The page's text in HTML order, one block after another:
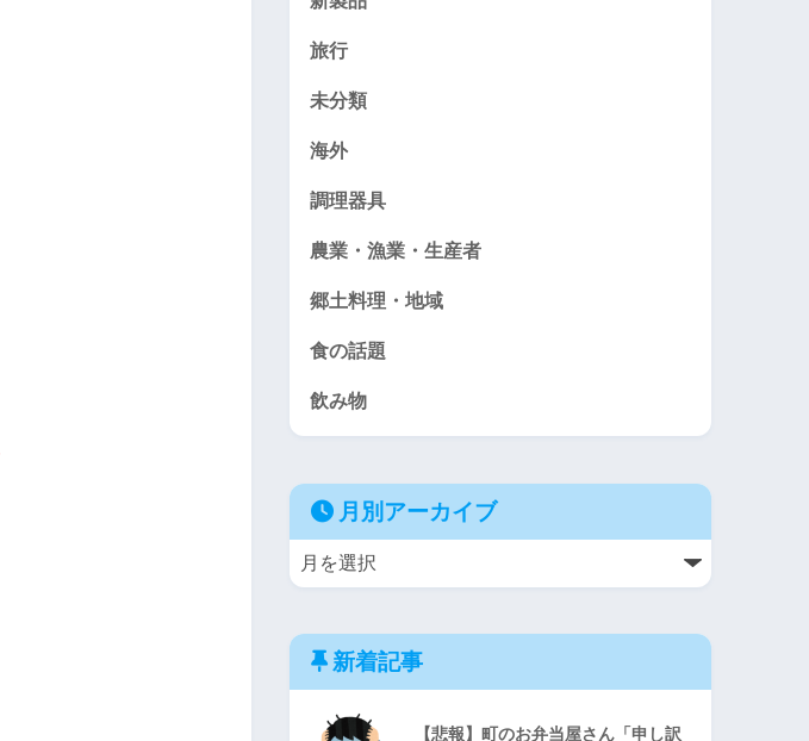
旅行
未分類
海外
調理器具
農業・漁業・生産者
郷土料理・地域
食の話題
飲み物
月別アーカイブ
新着記事
【悲報】町のお弁当屋さん「申し訳